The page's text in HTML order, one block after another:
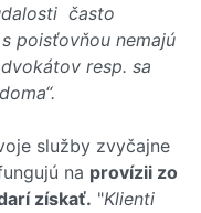
často
poisťovňou nemajú
resp. sa
služby zvyčajne
na provízii zo
získať. "Klienti